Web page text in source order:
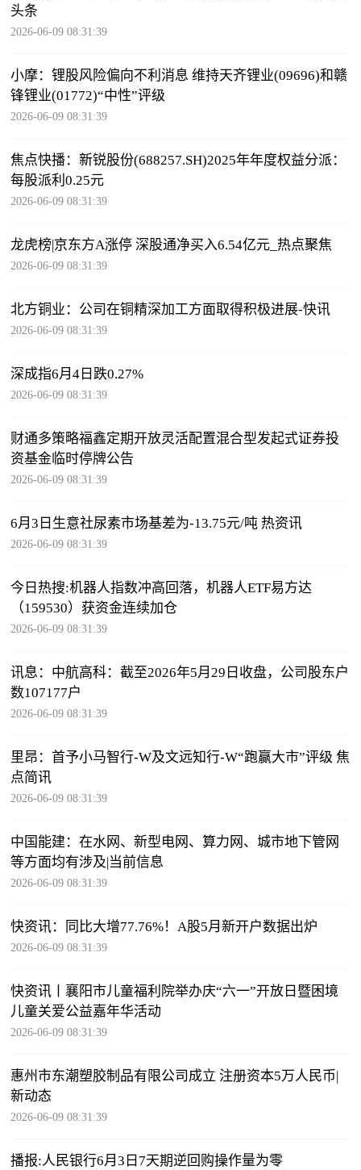
头条
2026-06-09 08:31:39
小摩：锂股风险偏向不利消息 维持天齐锂业(09696)和赣
锋锂业(01772)“中性”评级
2026-06-09 08:31:39
焦点快播：新锐股份(688257.SH)2025年年度权益分派：
每股派利0.25元
2026-06-09 08:31:39
龙虎榜|京东方A涨停 深股通净买入6.54亿元_热点聚焦
2026-06-09 08:31:39
北方铜业：公司在铜精深加工方面取得积极进展-快讯
2026-06-09 08:31:39
深成指6月4日跌0.27%
2026-06-09 08:31:39
财通多策略福鑫定期开放灵活配置混合型发起式证券投
资基金临时停牌公告
2026-06-09 08:31:39
6月3日生意社尿素市场基差为-13.75元/吨 热资讯
2026-06-09 08:31:39
今日热搜:机器人指数冲高回落，机器人ETF易方达
（159530）获资金连续加仓
2026-06-09 08:31:39
讯息：中航高科：截至2026年5月29日收盘，公司股东户
数107177户
2026-06-09 08:31:39
里昂：首予小马智行-W及文远知行-W“跑赢大市”评级 焦
点简讯
2026-06-09 08:31:39
中国能建：在水网、新型电网、算力网、城市地下管网
等方面均有涉及|当前信息
2026-06-09 08:31:39
快资讯：同比大增77.76%！A股5月新开户数据出炉
2026-06-09 08:31:39
快资讯丨​襄阳市儿童福利院举办庆“六一”开放日暨困境
儿童关爱公益嘉年华活动
2026-06-09 08:31:39
惠州市东潮塑胶制品有限公司成立 注册资本5万人民币|
新动态
2026-06-09 08:31:39
播报:人民银行6月3日7天期逆回购操作量为零